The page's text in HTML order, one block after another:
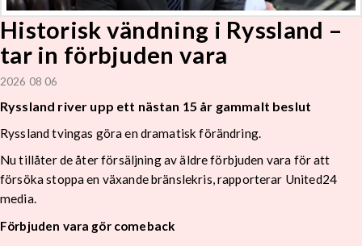
Historisk vändning i Ryssland –
tar in förbjuden vara
2026 08 06
Ryssland river upp ett nästan 15 år gammalt beslut
Ryssland tvingas göra en dramatisk förändring.
Nu tillåter de åter försäljning av äldre förbjuden vara för att
försöka stoppa en växande bränslekris, rapporterar United24
media.
Förbjuden vara gör comeback